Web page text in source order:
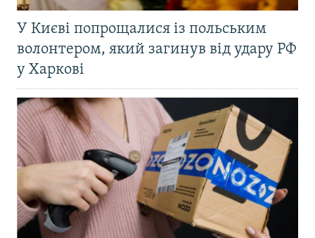
У Києві попрощалися із польським
волонтером, який загинув від удару РФ
у Харкові